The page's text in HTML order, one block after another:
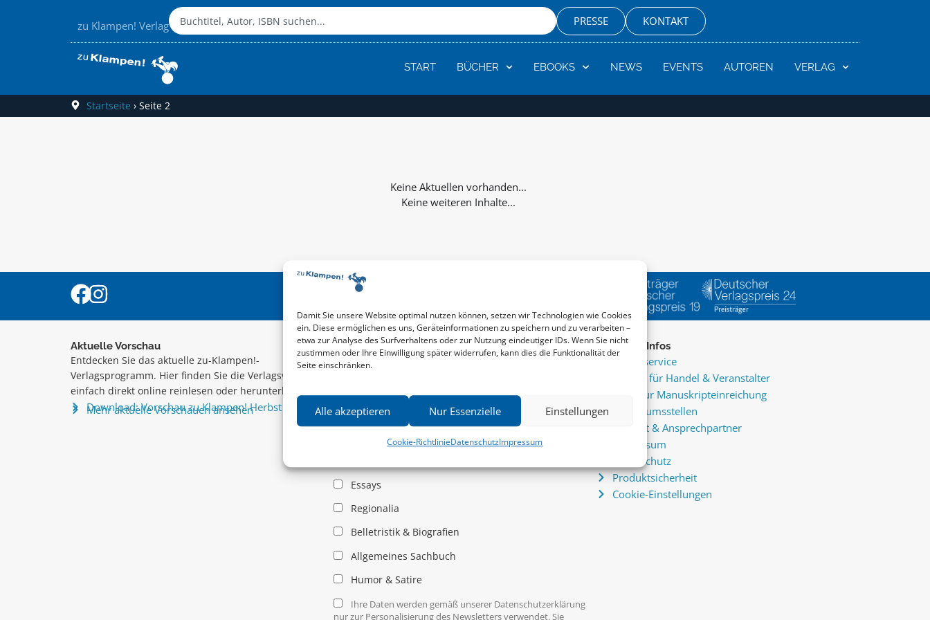
Damit Sie unsere Website optimal nutzen können, setzen wir Technologien wie Cookies
ein. Diese ermöglichen es uns, Geräteinformationen zu speichern und zu verarbeiten –
etwa zur Analyse des Surfverhaltens oder zur Nutzung eindeutiger IDs. Wenn Sie nicht
zustimmen oder Ihre Einwilligung später widerrufen, kann dies die Funktionalität der
Seite einschränken.
Alle akzeptieren Nur Essenzielle Einstellungen
Cookie-RichtlinieDatenschutzImpressum
zu Klampen! Verlag PRESSE KONTAKT
START BÜCHER EBOOKS NEWS EVENTS AUTOREN VERLAG
Startseite › Seite 2
Keine weiteren Inhalte...
Aktuelle Vorschau
Entdecken Sie das aktuelle zu-Klampen!-
Verlagsprogramm. Hier finden Sie die Verlagsvorschau –
einfach direkt online reinlesen oder herunterladen.
Download: Vorschau zu Klampen! Herbst 2026
Mehr aktuelle Vorschauen ansehen
Newsletter
News zu aktuellen Neuheiten und Nachrichten im zu
Allgemein
Essays
Regionalia
Belletristik & Biografien
Allgemeines Sachbuch
Humor & Satire
Ihre Daten werden gemäß unserer Datenschutzerklärung
nur zur Personalisierung des Newsletters verwendet. Sie
Service & Infos
Presseservice
Service für Handel & Veranstalter
Infos zur Manuskripteinreichung
Praktikumsstellen
Kontakt & Ansprechpartner
Impressum
Datenschutz
Produktsicherheit
Cookie-Einstellungen